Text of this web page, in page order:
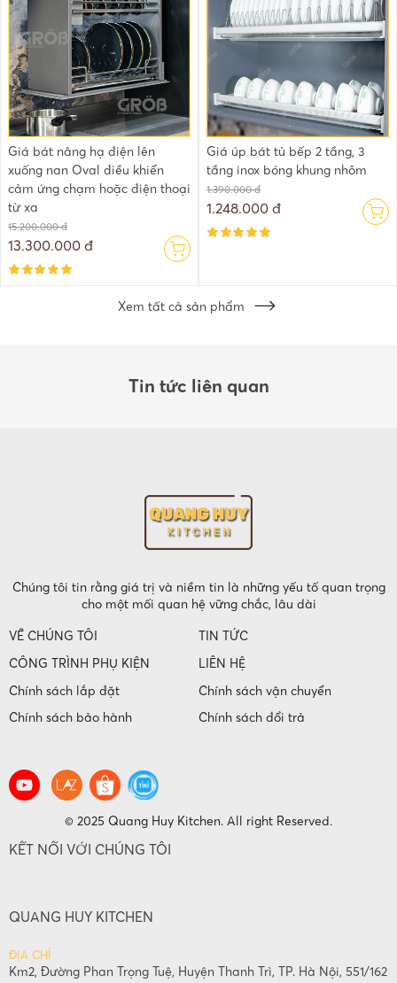
Giá bát nâng hạ điện lên
xuống nan Oval điều khiển
cảm ứng chạm hoặc điện thoại
từ xa
15.200.000 đ
13.300.000 đ
Giá úp bát tủ bếp 2 tầng, 3
tầng inox bóng khung nhôm
1.390.000 đ
1.248.000 đ
Xem tất cả sản phẩm
Tin tức liên quan
Chúng tôi tin rằng giá trị và niềm tin là những yếu tố quan trọng
cho một mối quan hệ vững chắc, lâu dài
VỀ CHÚNG TÔI
TIN TỨC
CÔNG TRÌNH PHỤ KIỆN
LIÊN HỆ
Chính sách lắp đặt
Chính sách vận chuyển
Chính sách bảo hành
Chính sách đổi trả
© 2025 Quang Huy Kitchen. All right Reserved.
KẾT NỐI VỚI CHÚNG TÔI
QUANG HUY KITCHEN
ĐỊA CHỈ
Km2, Đường Phan Trọng Tuệ, Huyện Thanh Trì, TP. Hà Nội, 551/162